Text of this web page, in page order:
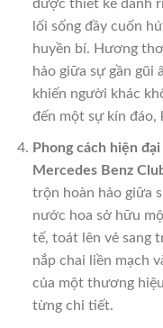
được thiết kế dành
lối sống đầy cuốn
huyền bí. Hương
hảo giữa sự gần gũi
khiến người khác
đến một sự kín đáo,
Phong cách hiện
Mercedes Benz
trộn hoàn hảo giữa
nước hoa sở hữu
tế, toát lên vẻ sang
nắp chai liền mạch
của một thương
từng chi tiết.